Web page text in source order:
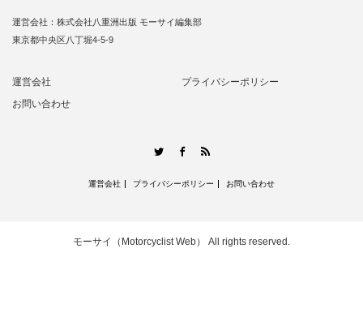
運営会社：株式会社八重洲出版 モーサイ編集部
東京都中央区八丁堀4-5-9
運営会社
プライバシーポリシー
お問い合わせ
TwitterFacebook
運営会社 プライバシーポリシー お問い合わせ
モーサイ（Motorcyclist Web） All rights reserved.